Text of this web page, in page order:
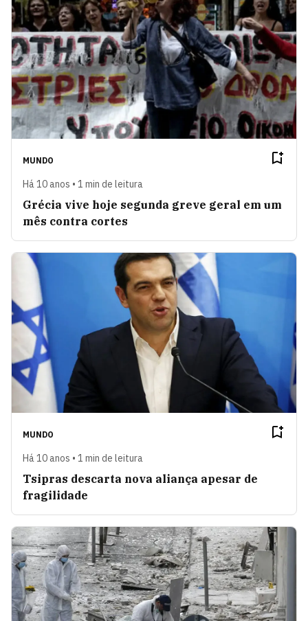
MUNDO
Há 10 anos • 1 min de leitura
Grécia vive hoje segunda greve geral em um
mês contra cortes
MUNDO
Há 10 anos • 1 min de leitura
Tsipras descarta nova aliança apesar de
fragilidade